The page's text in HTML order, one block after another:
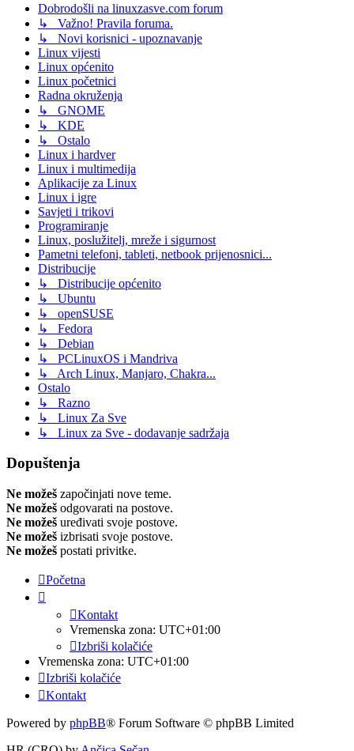
Dobrodošli na linuxzasve.com forum
↳ Važno! Pravila foruma.
↳ Novi korisnici - upoznavanje
Linux vijesti
Linux općenito
Linux početnici
Radna okruženja
↳ GNOME
↳ KDE
↳ Ostalo
Linux i hardver
Linux i multimedija
Aplikacije za Linux
Linux i igre
Savjeti i trikovi
Programiranje
Linux, poslužitelj, mreže i sigurnost
Pametni telefoni, tableti, netbook prijenosnici...
Distribucije
↳ Distribucije općenito
↳ Ubuntu
↳ openSUSE
↳ Fedora
↳ Debian
↳ PCLinuxOS i Mandriva
↳ Arch Linux, Manjaro, Chakra...
Ostalo
↳ Razno
↳ Linux Za Sve
↳ Linux za Sve - dodavanje sadržaja
Dopuštenja
Ne možeš započinjati nove teme.
Ne možeš odgovarati na postove.
Ne možeš uređivati svoje postove.
Ne možeš izbrisati svoje postove.
Ne možeš postati privitke.
Početna
Kontakt
Vremenska zona: UTC+01:00
Izbriši kolačiće
Vremenska zona: UTC+01:00
Izbriši kolačiće
Kontakt
Powered by phpBB® Forum Software © phpBB Limited